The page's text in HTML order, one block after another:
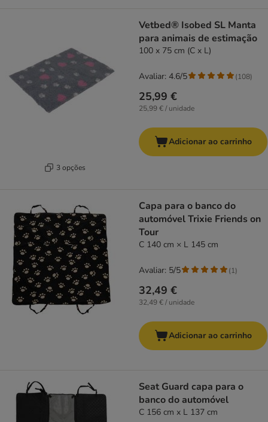
3 opções
Vetbed® Isobed SL Manta
para animais de estimação
100 x 75 cm (C x L)
25,99 €
25,99 € / unidade
Avaliar: 4.6/5 (108)
Adicionar ao carrinho
Capa para o banco do
automóvel Trixie Friends on
Tour
C 140 cm × L 145 cm
32,49 €
32,49 € / unidade
Avaliar: 5/5 (1)
Adicionar ao carrinho
Seat Guard capa para o
banco do automóvel
C 156 cm x L 137 cm